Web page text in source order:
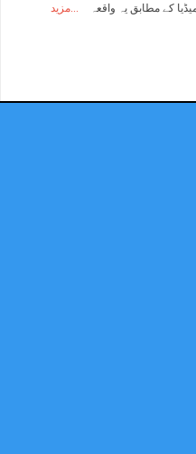
کے مطابق یہ واقعہ مزید